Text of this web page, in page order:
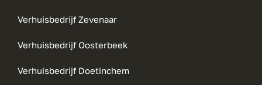
Verhuisbedrijf Zevenaar
Verhuisbedrijf Oosterbeek
Verhuisbedrijf Doetinchem